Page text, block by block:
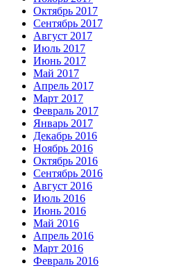
Октябрь 2017
Сентябрь 2017
Август 2017
Июль 2017
Июнь 2017
Май 2017
Апрель 2017
Март 2017
Февраль 2017
Январь 2017
Декабрь 2016
Ноябрь 2016
Октябрь 2016
Сентябрь 2016
Август 2016
Июль 2016
Июнь 2016
Май 2016
Апрель 2016
Март 2016
Февраль 2016